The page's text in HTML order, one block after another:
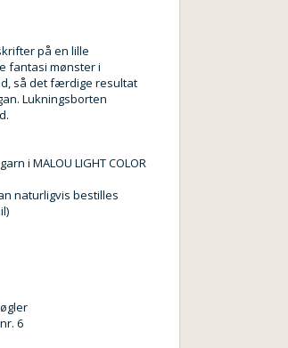
på en lille
fantasi mønster i
så det færdige resultat
Lukningsborten
i MALOU LIGHT COLOR
naturligvis bestilles
6